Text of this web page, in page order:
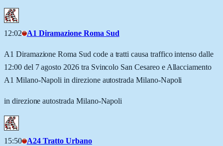
12:02 A1 Diramazione Roma Sud
A1 Diramazione Roma Sud code a tratti causa traffico intenso dalle
12:00 del 7 agosto 2026 tra Svincolo San Cesareo e Allacciamento
A1 Milano-Napoli in direzione autostrada Milano-Napoli
in direzione autostrada Milano-Napoli
15:50 A24 Tratto Urbano